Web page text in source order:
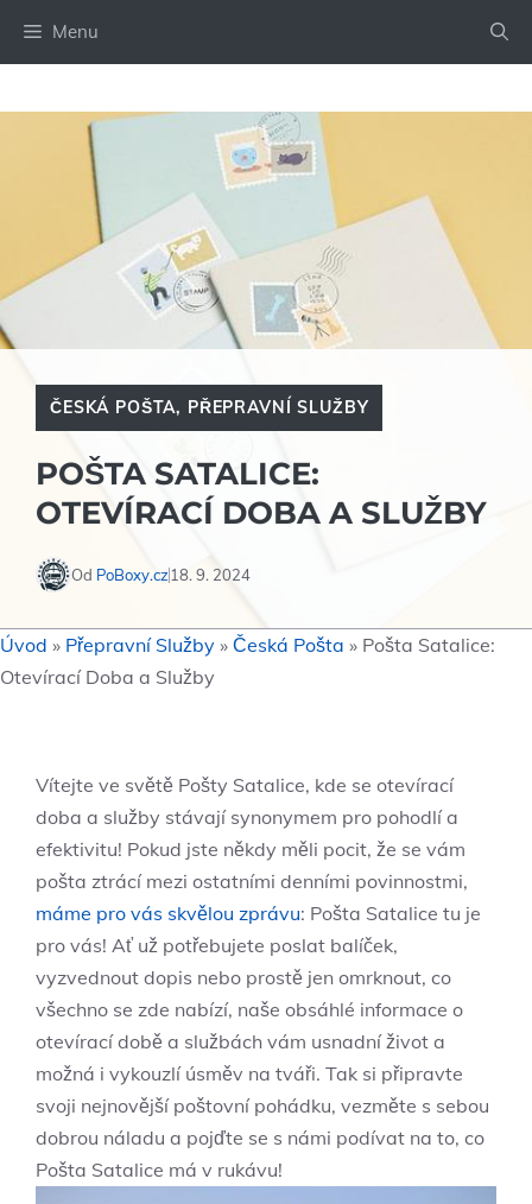
Menu
ČESKÁ POŠTA, PŘEPRAVNÍ SLUŽBY
POŠTA SATALICE:
OTEVÍRACÍ DOBA A SLUŽBY
Od PoBoxy.cz 18. 9. 2024
Úvod » Přepravní Služby » Česká Pošta » Pošta Satalice:
Otevírací Doba a Služby
Vítejte ve světě Pošty Satalice, kde se otevírací
doba a služby stávají synonymem pro pohodlí a
efektivitu! Pokud jste někdy měli pocit, že se vám
pošta ztrácí mezi ostatními denními povinnostmi,
máme pro vás skvělou zprávu: Pošta Satalice tu je
pro vás! Ať už potřebujete poslat balíček,
vyzvednout dopis nebo prostě jen omrknout, co
všechno se zde nabízí, naše obsáhlé informace o
otevírací době a službách vám usnadní život a
možná i vykouzlí úsměv na tváři. Tak si připravte
svoji nejnovější poštovní pohádku, vezměte s sebou
dobrou náladu a pojďte se s námi podívat na to, co
Pošta Satalice má v rukávu!